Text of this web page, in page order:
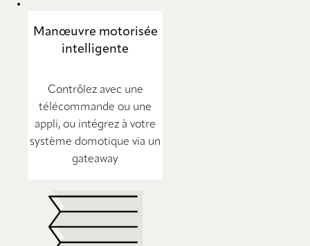
Manœuvre motorisée
intelligente
Contrôlez avec une
télécommande ou une
appli, ou intégrez à votre
système domotique via un
gateaway